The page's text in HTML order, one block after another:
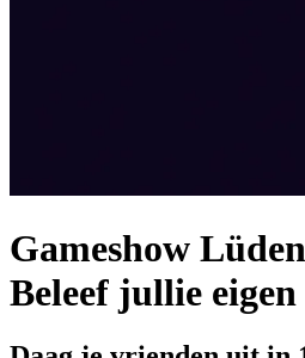
Gameshow
Beleef jullie